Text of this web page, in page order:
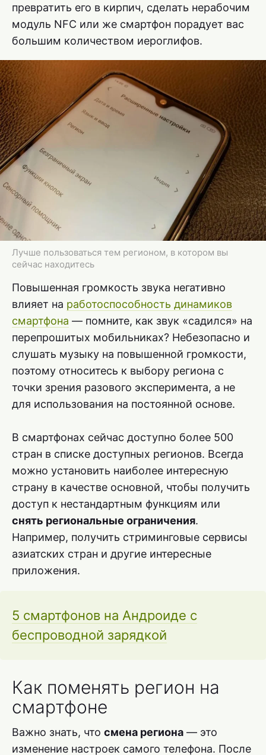
превратить его в кирпич, сделать нерабочим
модуль NFC или же смартфон порадует вас
большим количеством иероглифов.
Лучше пользоваться тем регионом, в котором вы
сейчас находитесь
Повышенная громкость звука негативно
влияет на работоспособность динамиков
смартфона — помните, как звук «садился» на
перепрошитых мобильниках? Небезопасно и
слушать музыку на повышенной громкости,
поэтому относитесь к выбору региона с
точки зрения разового эксперимента, а не
для использования на постоянной основе.
В смартфонах сейчас доступно более 500
стран в списке доступных регионов. Всегда
можно установить наиболее интересную
страну в качестве основной, чтобы получить
доступ к нестандартным функциям или
снять региональные ограничения.
Например, получить стриминговые сервисы
азиатских стран и другие интересные
приложения.
5 смартфонов на Андроиде с
беспроводной зарядкой
Как поменять регион на
смартфоне
Важно знать, что смена региона — это
изменение настроек самого телефона. После